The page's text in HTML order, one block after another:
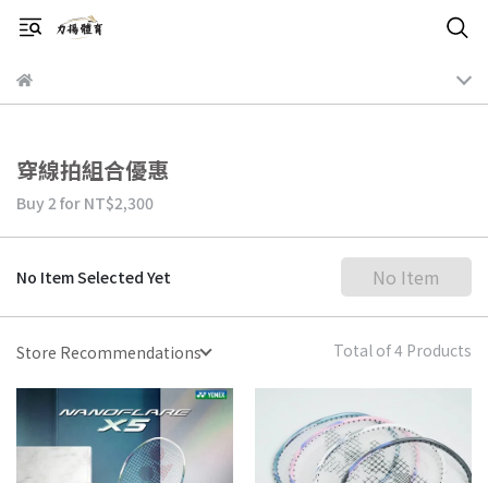
穿線拍組合優惠
Buy 2for NT$2,300
No Item Selected Yet No Item
Store Recommendations Total of 4 Products